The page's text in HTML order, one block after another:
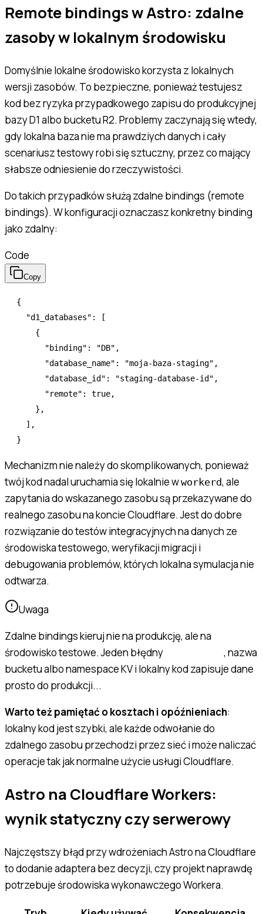
Remote bindings w Astro: zdalne
zasoby w lokalnym środowisku
Domyślnie lokalne środowisko korzysta z lokalnych
wersji zasobów. To bezpieczne, ponieważ testujesz
kod bez ryzyka przypadkowego zapisu do produkcyjnej
bazy D1 albo bucketu R2. Problemy zaczynają się wtedy,
gdy lokalna baza nie ma prawdziych danych i cały
scenariusz testowy robi się sztuczny, przez co mający
słabsze odniesienie do rzeczywistości.
Do takich przypadków służą zdalne bindings (remote
bindings). W konfiguracji oznaczasz konkretny binding
jako zdalny:
Code
Copy
{
  "d1_databases"
:
[
    {
      "binding"
: "DB" ,
      "database_name"
: "moja-baza-staging" ,
      "database_id"
: "staging-database-id" ,
      "remote"
: true,
    }
,
  ]
,
}
Mechanizm nie należy do skomplikowanych, ponieważ
twój kod nadal uruchamia się lokalnie wworkerd, ale
zapytania do wskazanego zasobu są przekazywane do
realnego zasobu na koncie Cloudflare. Jest do dobre
rozwiązanie do testów integracyjnych na danych ze
środowiska testowego, weryfikacji migracji i
debugowania problemów, których lokalna symulacja nie
odtwarza.
Uwaga
Zdalne bindings kieruj nie na produkcję, ale na
środowisko testowe. Jeden błędny
, nazwa
bucketu albo namespace KV i lokalny kod zapisuje dane
prosto do produkcji...
Warto też pamiętać o kosztach i opóźnieniach:
lokalny kod jest szybki, ale każde odwołanie do
zdalnego zasobu przechodzi przez sieć i może naliczać
operacje tak jak normalne użycie usługi Cloudflare.
Astro na Cloudflare Workers:
wynik statyczny czy serwerowy
Najczęstszy błąd przy wdrożeniach Astro na Cloudflare
to dodanie adaptera bez decyzji, czy projekt naprawdę
potrzebuje środowiska wykonawczego Workera.